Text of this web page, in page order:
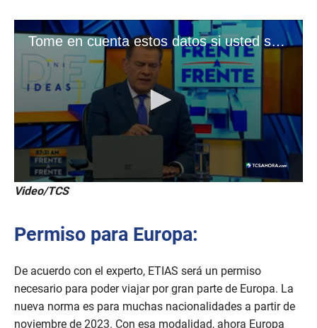
Video/TCS
Permiso para Europa:
De acuerdo con el experto, ETIAS será un permiso
necesario para poder viajar por gran parte de Europa. La
nueva norma es para muchas nacionalidades a partir de
noviembre de 2023. Con esa modalidad, ahora Europa